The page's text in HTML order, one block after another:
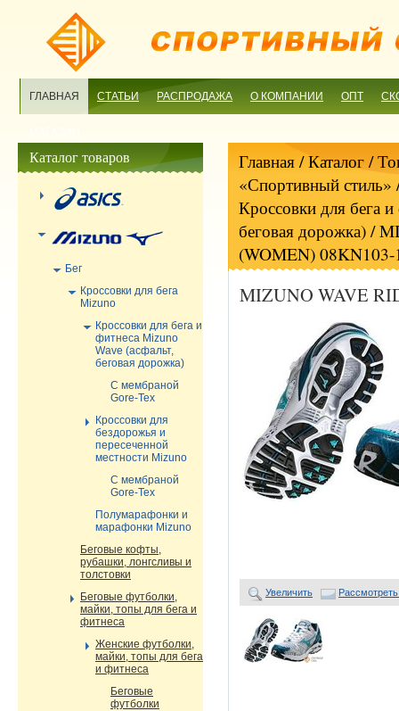
ГЛАВНАЯ СТАТЬИ РАСПРОДАЖА О КОМПАНИИ ОПТ
Главная/ Каталог /
«Спортивный стиль»
Кроссовки для бега
беговая дорожка)/
(WOMEN) 08KN103-
MIZUNO WAVE
Увеличить
Каталог товаров
Бег
Кроссовки для бега
Mizuno
Кроссовки для бега и
фитнеса Mizuno
Wave (асфальт,
беговая дорожка)
С мембраной
Gore-Tex
Кроссовки для
бездорожья и
пересеченной
местности Mizuno
С мембраной
Gore-Tex
Полумарафонки и
марафонки Mizuno
Беговые кофты,
рубашки, лонгсливы и
толстовки
Беговые футболки,
майки, топы для бега и
фитнеса
Женские футболки,
майки, топы для бега
и фитнеса
Беговые
футболки